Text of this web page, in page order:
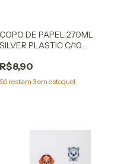
COPO DE PAPEL 270ML
SILVER PLASTIC C/10
R$8,90
Só restam 3em estoque!